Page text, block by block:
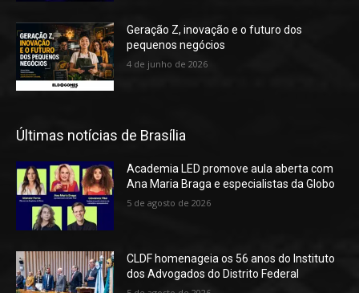
Geração Z, inovação e o futuro dos
pequenos negócios
4 de junho de 2026
Últimas notícias de Brasília
Academia LED promove aula aberta com
Ana Maria Braga e especialistas da Globo
5 de agosto de 2026
CLDF homenageia os 56 anos do Instituto
dos Advogados do Distrito Federal